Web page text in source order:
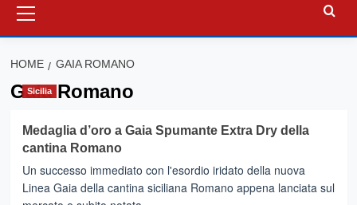
principale
HOME GAIA ROMANO
Gaia Romano
Sicilia
Medaglia d’oro a Gaia Spumante Extra Dry della
cantina Romano
Un successo immediato con l'esordio iridato della nuova
Linea Gaia della cantina siciliana Romano appena lanciata sul